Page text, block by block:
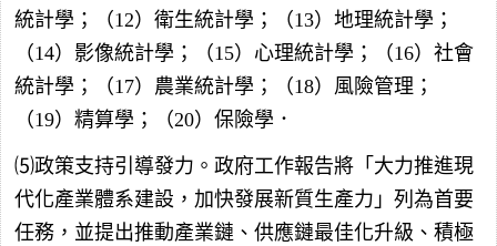
統計學；（12）衛生統計學；（13）地理統計學；
（14）影像統計學；（15）心理統計學；（16）社會
統計學；（17）農業統計學；（18）風險管理；
（19）精算學；（20）保險學．
⑸政策支持引導發力。政府工作報告將「大力推進現
代化產業體系建設，加快發展新質生產力」列為首要
任務，並提出推動產業鏈、供應鏈最佳化升級、積極